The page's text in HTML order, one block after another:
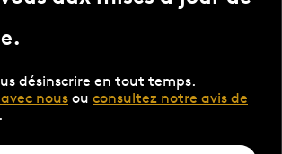
désinscrire en tout temps.
nous ou consultez notre avis de
.